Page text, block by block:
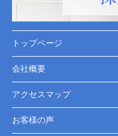
トップページ
会社概要
アクセスマップ
お客様の声